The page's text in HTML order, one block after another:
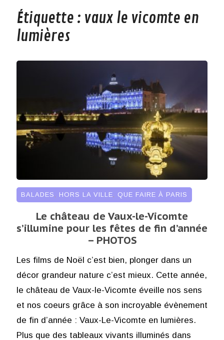
Étiquette : vaux le vicomte en
lumières
BALADES HORS LA VILLE QUE FAIRE À PARIS
Le château de Vaux-le-Vicomte
s’illumine pour les fêtes de fin d’année
– PHOTOS
Les films de Noël c’est bien, plonger dans un
décor grandeur nature c’est mieux. Cette année,
le château de Vaux-le-Vicomte éveille nos sens
et nos coeurs grâce à son incroyable évènement
de fin d’année : Vaux-Le-Vicomte en lumières.
Plus que des tableaux vivants illuminés dans